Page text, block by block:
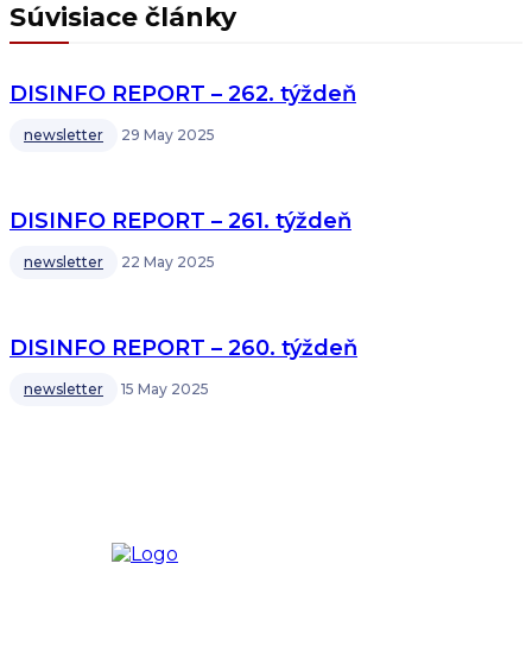
Súvisiace články
DISINFO REPORT – 262. týždeň
newsletter 29 May 2025
DISINFO REPORT – 261. týždeň
newsletter 22 May 2025
DISINFO REPORT – 260. týždeň
newsletter 15 May 2025